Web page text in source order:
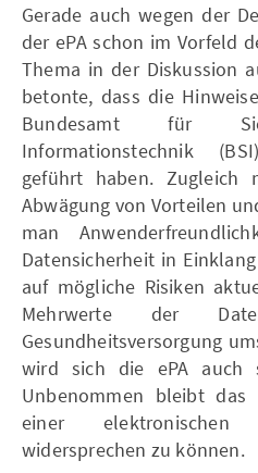
Gerade auch wegen der
der ePA schon im Vorfeld
Thema in der Diskussion
betonte, dass die
Bundesamt für
Informationstechnik
geführt haben. Zugleich
Abwägung von Vorteilen
man
Datensicherheit in
auf mögliche Risiken
Mehrwerte der
Gesundheitsversorgung
wird sich die ePA auch
Unbenommen bleibt das
einer elektronischen
widersprechen zu können.